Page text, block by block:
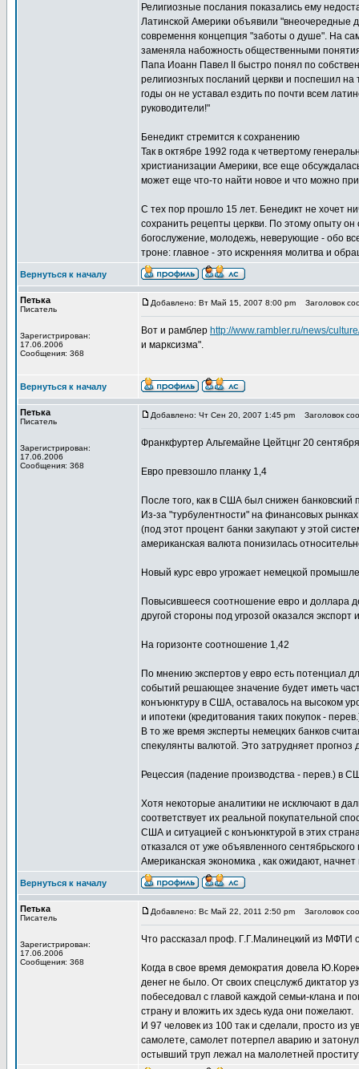
Религиозные послания показались ему
Латинской Америки объявили "внеочередные
современня концепция "заботы о душе". На
заменяла набожность общественными
Папа Иоанн Павел II быстро понял по
религиознгых посланий церкви и поспешил
годы он не уставал ездить по почти всем
руководители!"
Бенедикт стремится к сохранению
Так в октябре 1992 года к четвертому
христианизации Америки, все еще
может еще что-то найти новое и что можно
С тех пор прошло 15 лет. Бенедикт не хочет
сохранить рецепты церкви. По этому опыту
богослужение, молодежь, неверующие - обо
троне: главное - это искренняя молитва и
Вернуться к началу
Петька
Писатель
Зарегистрирован:
17.06.2006
Сообщения: 368
Добавлено: Вт Май 15, 2007 8:00 pm Заголовок
Вот и рамблер http://www.rambler.ru/news/
и марксизма".
Вернуться к началу
Петька
Писатель
Зарегистрирован:
17.06.2006
Сообщения: 368
Добавлено: Чт Сен 20, 2007 1:45 pm Заголовок
Франкфуртер Альгемайне Цейтцнг 20
Евро превзошло планку 1,4
После того, как в США был снижен банковский
Из-за "турбулентности" на финансовых
(под этот процент банки закупают у этой
американская валюта понизилась
Новый курс евро угрожает немецкой
Повысившееся соотношение евро и доллара
другой стороны под угрозой оказался
На горизонте соотношение 1,42
По мнению экспертов у евро есть потенциал
событий решающее значение будет иметь
конъюнктуру в США, оставалось на высоком
и ипотеки (кредитования таких покупок -
В то же время эксперты немецких банков
спекулянты валютой. Это затрудняет
Рецессия (падение производства - перев.) в
Хотя некоторые аналитики не исключают в
соответствует их реальной покупательной
США и ситуацией с конъюнктурой в этих
отказался от уже объявленного
Американская экономика , как ожидают,
Вернуться к началу
Петька
Писатель
Зарегистрирован:
17.06.2006
Сообщения: 368
Добавлено: Вс Май 22, 2011 2:50 pm Заголовок
Что рассказал проф. Г.Г.Малинецкий из
Когда в свое время демократия довела
денег не было. От своих спецслужб диктатор
побеседовал с главой каждой семьи-клана
страну и вложить их здесь куда они пожелают.
И 97 человек из 100 так и сделали, просто
самолете, самолет потерпел аварию и
остывший труп лежал на малолетней